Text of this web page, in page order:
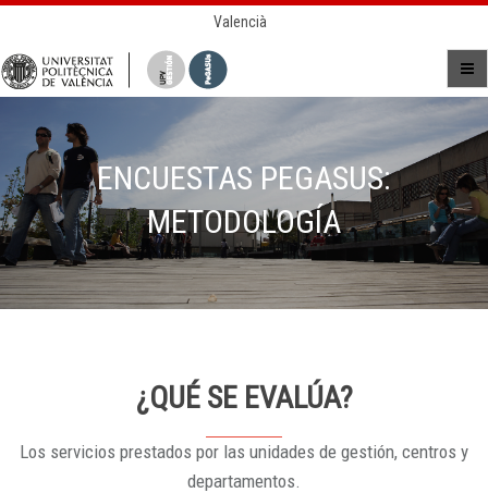
Valencià
ENCUESTAS PEGASUS:
METODOLOGÍA
¿QUÉ SE EVALÚA?
Los servicios prestados por las unidades de gestión, centros y
departamentos.